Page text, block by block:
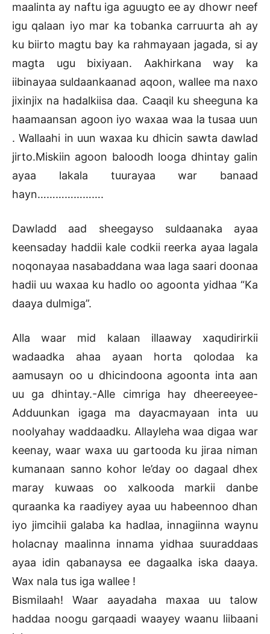
maalinta ay naftu iga aguugto ee ay dhowr neef
igu qalaan iyo mar ka tobanka carruurta ah ay
ku biirto magtu bay ka rahmayaan jagada, si ay
magta ugu bixiyaan. Aakhirkana way ka
iibinayaa suldaankaanad aqoon, wallee ma naxo
jixinjix na hadalkiisa daa. Caaqil ku sheeguna ka
haamaansan agoon iyo waxaa waa la tusaa uun
. Wallaahi in uun waxaa ku dhicin sawta dawlad
jirto.Miskiin agoon baloodh looga dhintay galin
ayaa lakala tuurayaa war banaad
hayn………………….
Dawladd aad sheegayso suldaanaka ayaa
keensaday haddii kale codkii reerka ayaa lagala
noqonayaa nasabaddana waa laga saari doonaa
hadii uu waxaa ku hadlo oo agoonta yidhaa “Ka
daaya dulmiga”.
Alla waar mid kalaan illaaway xaqudirirkii
wadaadka ahaa ayaan horta qolodaa ka
aamusayn oo u dhicindoona agoonta inta aan
uu ga dhintay.-Alle cimriga hay dheereeyee-
Adduunkan igaga ma dayacmayaan inta uu
noolyahay waddaadku. Allayleha waa digaa war
keenay, waar waxa uu gartooda ku jiraa niman
kumanaan sanno kohor le’day oo dagaal dhex
maray kuwaas oo xalkooda markii danbe
quraanka ka raadiyey ayaa uu habeennoo dhan
iyo jimcihii galaba ka hadlaa, innagiinna waynu
holacnay maalinna innama yidhaa suuraddaas
ayaa idin qabanaysa ee dagaalka iska daaya.
Wax nala tus iga wallee !
Bismilaah! Waar aayadaha maxaa uu talow
haddaa noogu garqaadi waayey waanu liibaani